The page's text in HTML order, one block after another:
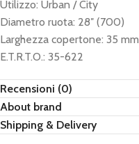
Utilizzo: Urban / City
Diametro ruota: 28″ (700)
Larghezza copertone: 35 mm
E.T.R.T.O.: 35-622
Recensioni (0)
About brand
Shipping & Delivery